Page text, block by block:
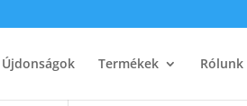
Újdonságok Termékek Rólunk